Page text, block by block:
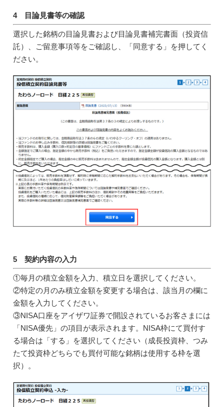
4 目論見書等の確認
選択した銘柄の目論見書および目論見書補完書面（投資信
託）、ご留意事項等をご確認し、「同意する」を押してく
ださい。
5 契約内容の入力
①毎月の積立金額を入力、積立日を選択してください。
②特定の月のみ積立金額を変更する場合は、該当月の欄に
金額を入力してください。
③NISA口座をアイザワ証券で開設されているお客さまには
「NISA優先」の項目が表示されます。NISA枠にて買付す
る場合は「する」を選択してください（成長投資枠、つみ
たて投資枠どちらでも買付可能な銘柄は使用する枠を選
択）。